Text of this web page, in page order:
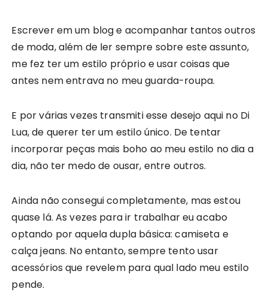
Escrever em um blog e acompanhar tantos outros
de moda, além de ler sempre sobre este assunto,
me fez ter um estilo próprio e usar coisas que
antes nem entrava no meu guarda-roupa.
E por várias vezes transmiti esse desejo aqui no Di
Lua, de querer ter um estilo único. De tentar
incorporar peças mais boho ao meu estilo no dia a
dia, não ter medo de ousar, entre outros.
Ainda não consegui completamente, mas estou
quase lá. As vezes para ir trabalhar eu acabo
optando por aquela dupla básica: camiseta e
calça jeans. No entanto, sempre tento usar
acessórios que revelem para qual lado meu estilo
pende.